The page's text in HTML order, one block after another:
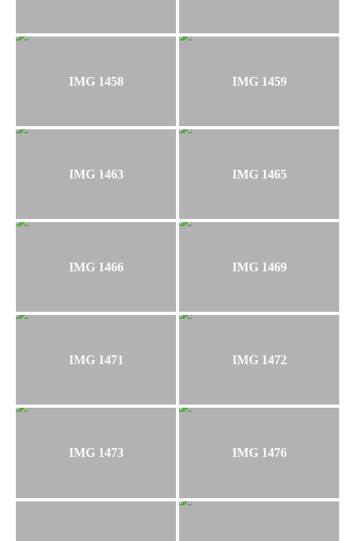
IMG 1458 IMG 1459
IMG 1463 IMG 1465
IMG 1466 IMG 1469
IMG 1471 IMG 1472
IMG 1473 IMG 1476